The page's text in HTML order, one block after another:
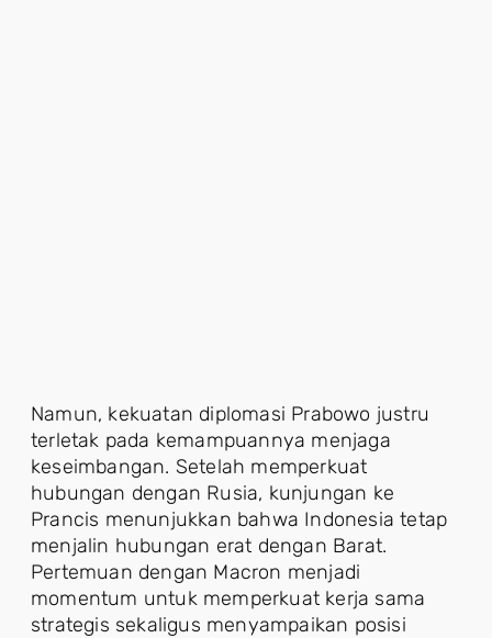
Namun, kekuatan diplomasi Prabowo justru
terletak pada kemampuannya menjaga
keseimbangan. Setelah memperkuat
hubungan dengan Rusia, kunjungan ke
Prancis menunjukkan bahwa Indonesia tetap
menjalin hubungan erat dengan Barat.
Pertemuan dengan Macron menjadi
momentum untuk memperkuat kerja sama
strategis sekaligus menyampaikan posisi